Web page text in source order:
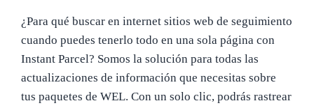
¿Para qué buscar en internet sitios web de seguimiento
cuando puedes tenerlo todo en una sola página con
Instant Parcel? Somos la solución para todas las
actualizaciones de información que necesitas sobre
tus paquetes de WEL. Con un solo clic, podrás rastrear